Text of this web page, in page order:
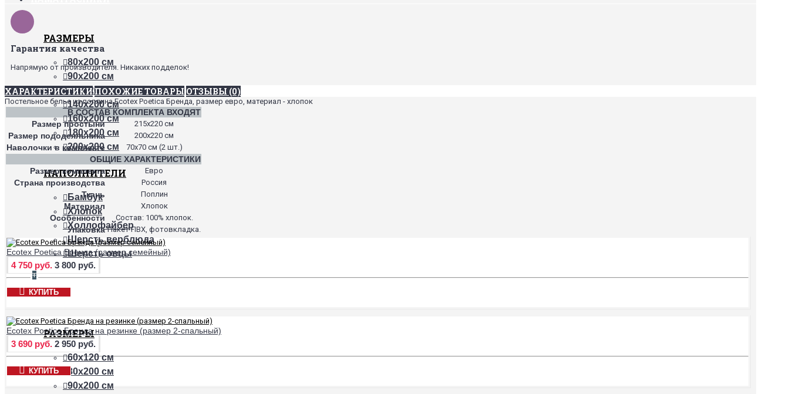
РАЗМЕРЫ
80х200 см
90х200 см
120х200 см
140х200 см
160х200 см
180х200 см
200х200 см
НАПОЛНИТЕЛИ
Бамбук
Хлопок
Холлофайбер
Шерсть верблюда
Шерсть овцы
+
ПРОСТЫНИ
РАЗМЕРЫ
60х120 см
80х200 см
90х200 см
Гарантия качества
Напрямую от производителя. Никаких подделок!
ХАРАКТЕРИСТИКИ ПОХОЖИЕ ТОВАРЫ ОТЗЫВЫ (0)
Постельное белье из поплина Ecotex Poetica Бренда, размер евро, материал - хлопок
В СОСТАВ КОМПЛЕКТА ВХОДЯТ
Размер простыни
215х220 см
Размер пододеяльника 200х220 см
Наволочки в комплекте 70х70 см (2 шт.)
ОБЩИЕ ХАРАКТЕРИСТИКИ
Размер комплекта
Евро
Страна производства Россия
Ткань Поплин
Материал Хлопок
Особенности Состав: 100% хлопок.
Упаковка Пакет ПВХ, фотовкладка.
Ecotex Poetica Бренда (размер семейный)
4 750 руб. 3 800 руб.
КУПИТЬ
Ecotex Poetica Бренда на резинке (размер 2-спальный)
3 690 руб. 2 950 руб.
КУПИТЬ